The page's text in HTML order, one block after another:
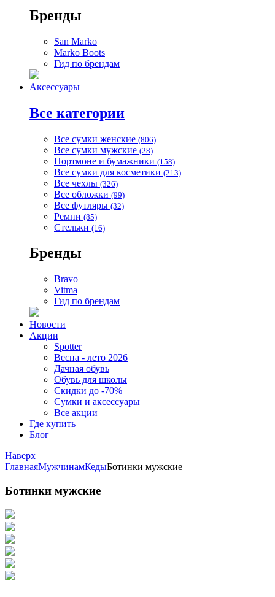
Бренды
San Marko
Marko Boots
Гид по брендам
Аксессуары
Все категории
Все сумки женские (806)
Все сумки мужские (28)
Портмоне и бумажники (158)
Все сумки для косметики (213)
Все чехлы (326)
Все обложки (99)
Все футляры (32)
Ремни (85)
Стельки (16)
Бренды
Bravo
Vitma
Гид по брендам
Новости
Акции
Spotter
Весна - лето 2026
Дачная обувь
Обувь для школы
Скидки до -70%
Сумки и аксессуары
Все акции
Где купить
Блог
Наверх
ГлавнаяМужчинамКедыБотинки мужские
Ботинки мужские